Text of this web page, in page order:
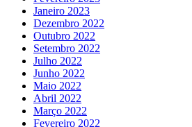
Janeiro 2023
Dezembro 2022
Outubro 2022
Setembro 2022
Julho 2022
Junho 2022
Maio 2022
Abril 2022
Março 2022
Fevereiro 2022